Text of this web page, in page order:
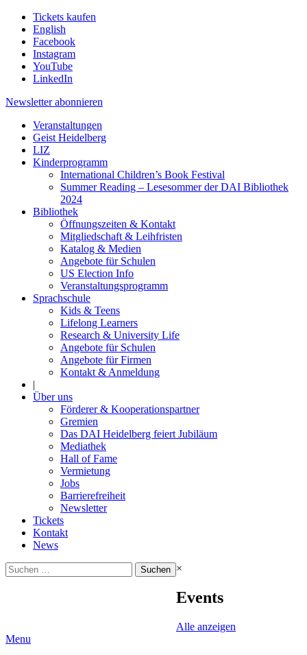
Tickets kaufen
English
Facebook
Instagram
YouTube
LinkedIn
Newsletter abonnieren
Veranstaltungen
Geist Heidelberg
LIZ
Kinderprogramm
International Children’s Book Festival
Summer Reading – Lesesommer der DAI Bibliothek
2024
Bibliothek
Öffnungszeiten & Kontakt
Mitgliedschaft & Leihfristen
Katalog & Medien
Angebote für Schulen
US Election Info
Veranstaltungsprogramm
Sprachschule
Kids & Teens
Lifelong Learners
Research & University Life
Angebote für Schulen
Angebote für Firmen
Kontakt & Anmeldung
|
Über uns
Förderer & Kooperationspartner
Gremien
Das DAI Heidelberg feiert Jubiläum
Mediathek
Hall of Fame
Vermietung
Jobs
Barrierefreiheit
Newsletter
Tickets
Kontakt
News
Suchen
nach:
×
Events
Alle anzeigen
Menu